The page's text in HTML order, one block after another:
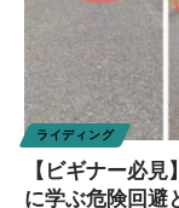
ライディング
【ビギナー必
に学ぶ危険回避